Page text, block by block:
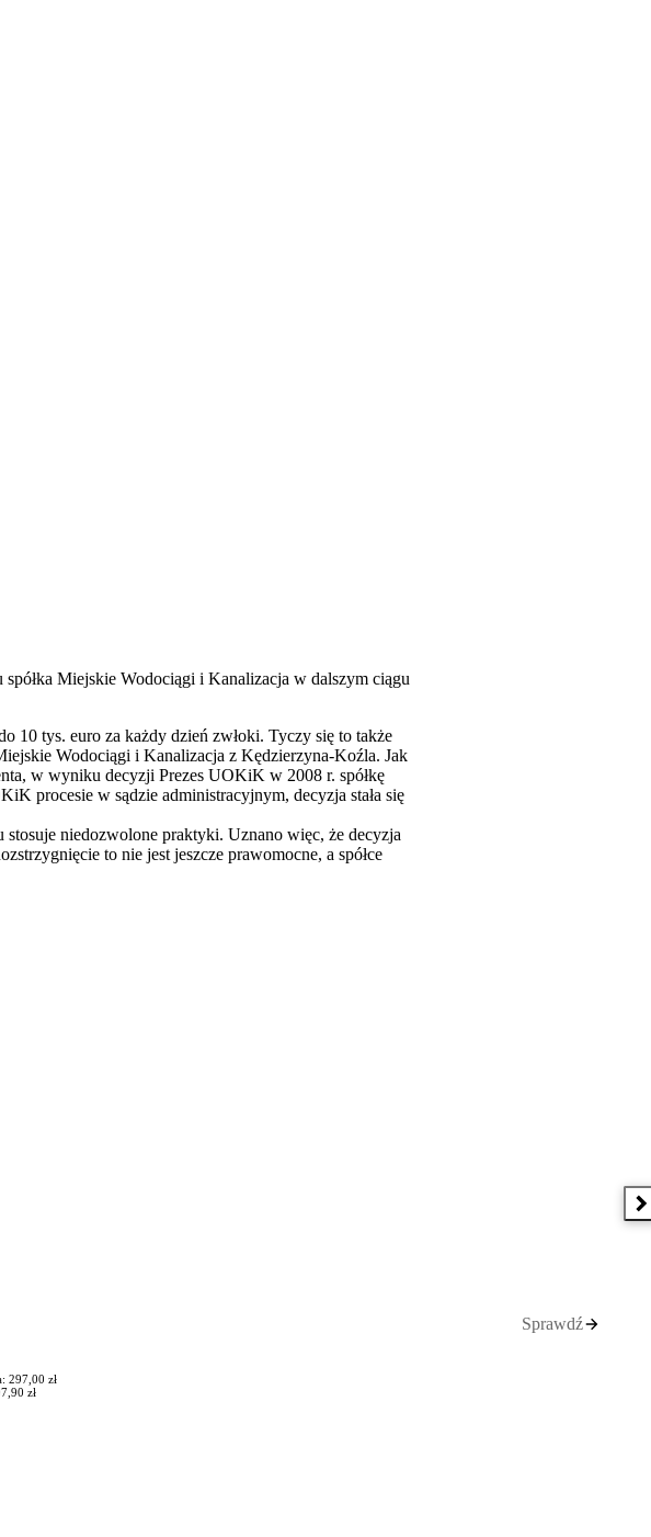
Miejskie Wodociągi i Kanalizacja w dalszym ciągu
10 tys. euro za każdy dzień zwłoki. Tyczy się to także
Wodociągi i Kanalizacja z Kędzierzyna-Koźla. Jak
w wyniku decyzji Prezes UOKiK w 2008 r. spółkę
procesie w sądzie administracyjnym, decyzja stała się
niedozwolone praktyki. Uznano więc, że decyzja
to nie jest jeszcze prawomocne, a spółce
Sprawdź
297,00 zł
zł